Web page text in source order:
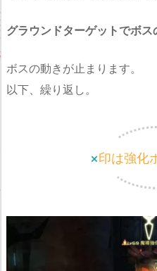
グラウンドターゲットでボス
ボスの動きが止まります。
以下、繰り返し。
×印は強化